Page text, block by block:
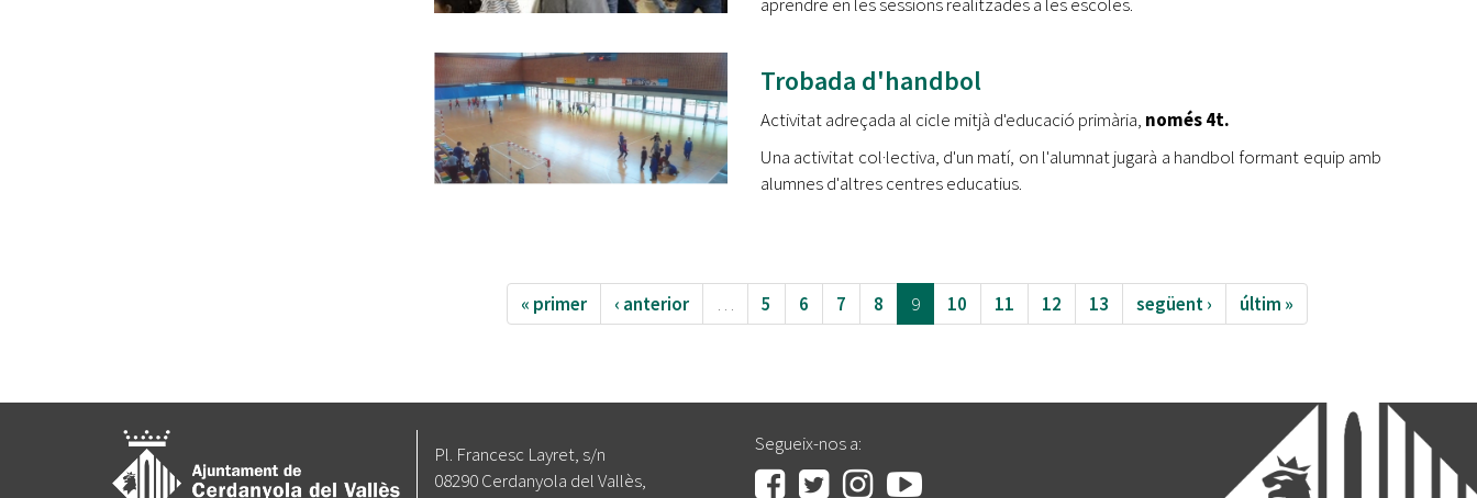
Trobada d'handbol
Activitat adreçada al cicle mitjà d'educació primària, només 4t.
Una activitat col·lectiva, d'un matí, on l'alumnat jugarà a handbol formant equip amb
alumnes d'altres centres educatius.
« primer ‹ anterior … 5 6 7 8 9 10 11 12 13 següent › últim »
Pl. Francesc Layret, s/n
08290 Cerdanyola del Vallès,
Segueix-nos a: